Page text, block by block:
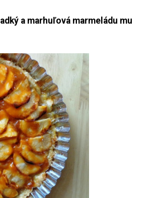
a marhuľová marmeládu mu